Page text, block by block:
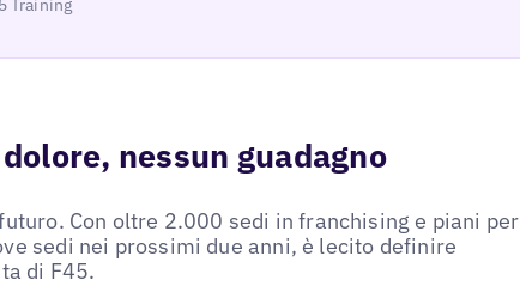
nessun guadagno
Con oltre 2.000 sedi in franchising e piani per
sedi nei prossimi due anni, è lecito definire
di F45.